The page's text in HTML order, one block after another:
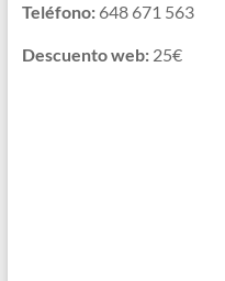
Teléfono:648 671 563
Descuento web:25€